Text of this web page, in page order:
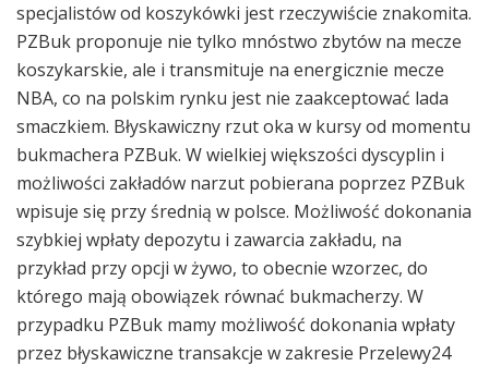
specjalistów od koszykówki jest rzeczywiście znakomita.
PZBuk proponuje nie tylko mnóstwo zbytów na mecze
koszykarskie, ale i transmituje na energicznie mecze
NBA, co na polskim rynku jest nie zaakceptować lada
smaczkiem. Błyskawiczny rzut oka w kursy od momentu
bukmachera PZBuk. W wielkiej większości dyscyplin i
możliwości zakładów narzut pobierana poprzez PZBuk
wpisuje się przy średnią w polsce. Możliwość dokonania
szybkiej wpłaty depozytu i zawarcia zakładu, na
przykład przy opcji w żywo, to obecnie wzorzec, do
którego mają obowiązek równać bukmacherzy. W
przypadku PZBuk mamy możliwość dokonania wpłaty
przez błyskawiczne transakcje w zakresie Przelewy24